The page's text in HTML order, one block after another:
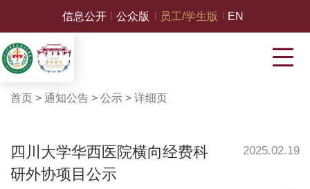
信息公开 公众版 员工/学生版 EN
首页 > 通知公告> 公示> 详细页
四川大学华西医院横向经费科
研外协项目公示
2025.02.19